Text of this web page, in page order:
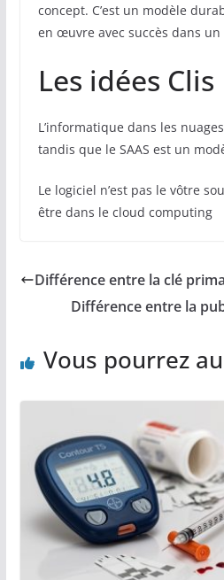
concept. C’est un modèle
en œuvre avec succès dans
Les idées Clis
L’informatique dans les
tandis que le SAAS est un
Le logiciel n’est pas le vôtre
être dans le cloud computing
Différence entre la clé
Différence entre la
Vous pourrez